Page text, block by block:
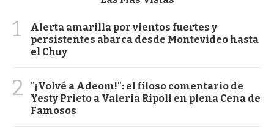
1
Alerta amarilla por vientos fuertes y
persistentes abarca desde Montevideo hasta
el Chuy
2
"¡Volvé a Adeom!": el filoso comentario de
Yesty Prieto a Valeria Ripoll en plena Cena de
Famosos